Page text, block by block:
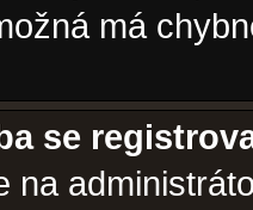
má
se
na